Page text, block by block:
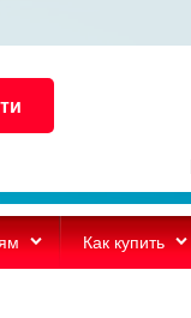
Как купить